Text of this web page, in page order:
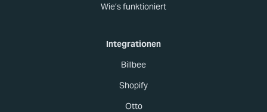
Wie’s funktioniert
Integrationen
Billbee
Shopify
Otto